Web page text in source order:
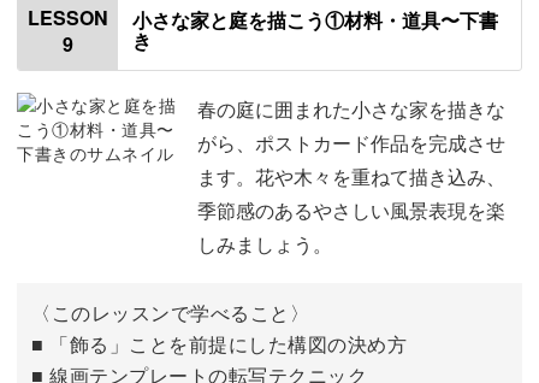
仕上げる
アレンジの紹介 13:51
自分でデザインして描く場合について 15:55
17:27
LESSON
9
小さな家と庭を描こう①材料・道具〜下書
き
春の庭に囲まれた小さな家を描きな
がら、ポストカード作品を完成させ
ます。花や木々を重ねて描き込み、
季節感のあるやさしい風景表現を楽
しみましょう。
〈このレッスンで学べること〉
■ 「飾る」ことを前提にした構図の決め方
■ 線画テンプレートの転写テクニック